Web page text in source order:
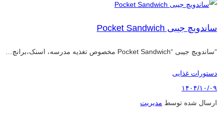
ساندویچ جیبی Pocket Sandwich
“ساندویچ جیبی “Pocket Sandwich مخصوص تغذیه مدرسه، اسنک،برانچ…
دستورات غذایی
۱۴۰۴/۱۰/۰۹
ارسال شده توسط مدیریت